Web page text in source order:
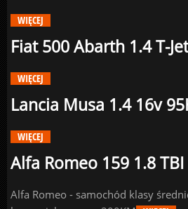
WIĘCEJ
Fiat 500 Abarth 1.4 T-
WIĘCEJ
Lancia Musa 1.4 16v
WIĘCEJ
Alfa Romeo 159 1.8
Alfa Romeo - samochód klasy